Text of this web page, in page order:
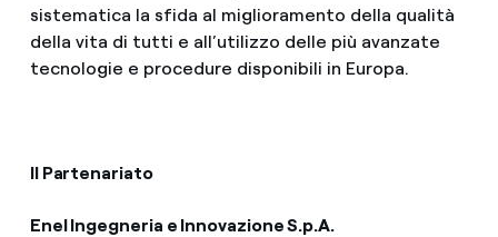
sistematica la sfida al miglioramento della qualità
della vita di tutti e all’utilizzo delle più avanzate
tecnologie e procedure disponibili in Europa.
Il Partenariato
Enel Ingegneria e Innovazione S.p.A.